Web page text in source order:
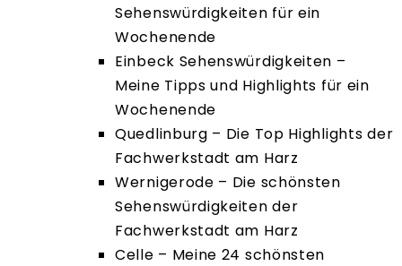
Sehenswürdigkeiten für ein
Wochenende
Einbeck Sehenswürdigkeiten –
Meine Tipps und Highlights für ein
Wochenende
Quedlinburg – Die Top Highlights der
Fachwerkstadt am Harz
Wernigerode – Die schönsten
Sehenswürdigkeiten der
Fachwerkstadt am Harz
Celle – Meine 24 schönsten